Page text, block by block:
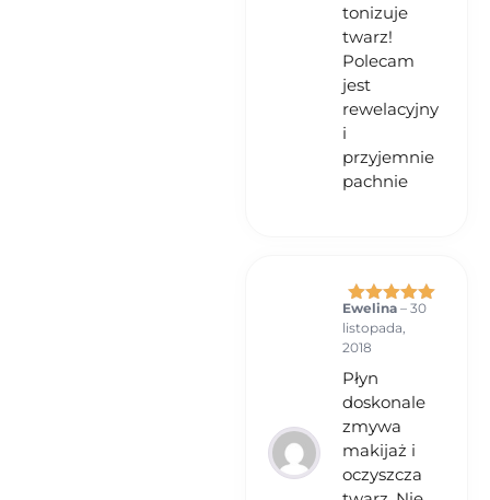
tonizuje
twarz!
Polecam
jest
rewelacyjny
i
przyjemnie
pachnie
Oceniono5
na 5
Ewelina – 30
listopada,
2018
Płyn
doskonale
zmywa
makijaż i
oczyszcza